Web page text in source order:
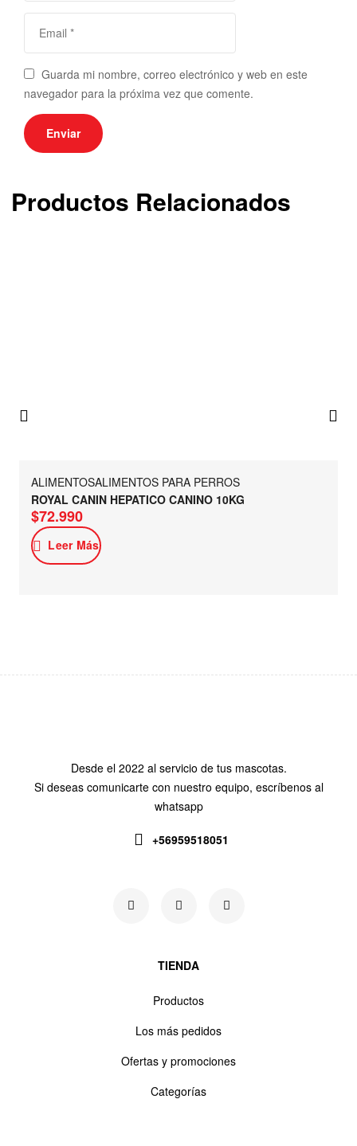
Guarda mi nombre, correo electrónico y web en este
navegador para la próxima vez que comente.
Productos Relacionados
ALIMENTOSALIMENTOS PARA PERROS
ROYAL CANIN HEPATICO CANINO 10KG
$72.990
Leer Más
Desde el 2022 al servicio de tus mascotas.
Si deseas comunicarte con nuestro equipo, escríbenos al
whatsapp
+56959518051
TIENDA
Productos
Los más pedidos
Ofertas y promociones
Categorías